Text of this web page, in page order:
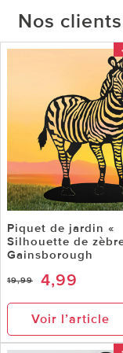
Nos
Piquet de jardin «
Silhouette de
Gainsborough
19,99 4,99
Voir l’article